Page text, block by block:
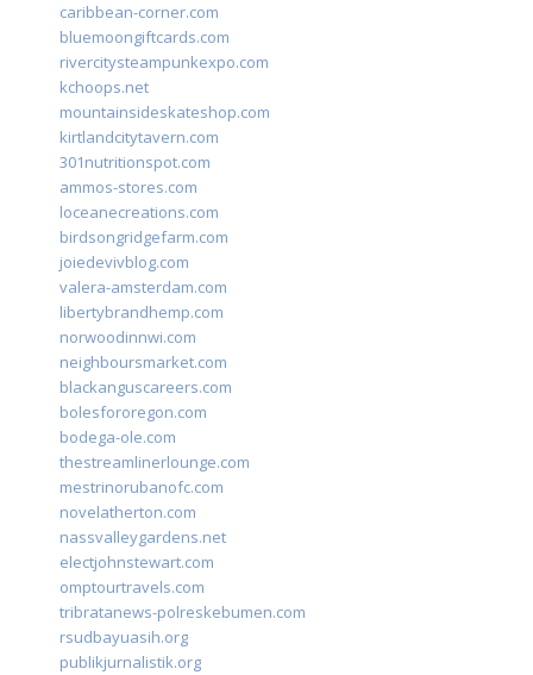
caribbean-corner.com
bluemoongiftcards.com
rivercitysteampunkexpo.com
kchoops.net
mountainsideskateshop.com
kirtlandcitytavern.com
301nutritionspot.com
ammos-stores.com
loceanecreations.com
birdsongridgefarm.com
joiedevivblog.com
valera-amsterdam.com
libertybrandhemp.com
norwoodinnwi.com
neighboursmarket.com
blackanguscareers.com
bolesfororegon.com
bodega-ole.com
thestreamlinerlounge.com
mestrinorubanofc.com
novelatherton.com
nassvalleygardens.net
electjohnstewart.com
omptourtravels.com
tribratanews-polreskebumen.com
rsudbayuasih.org
publikjurnalistik.org